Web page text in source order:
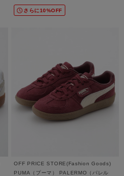
さらに10%OFF
OFF PRICE STORE(Fashion Goods)
PUMA（プーマ） PALERMO（パレル